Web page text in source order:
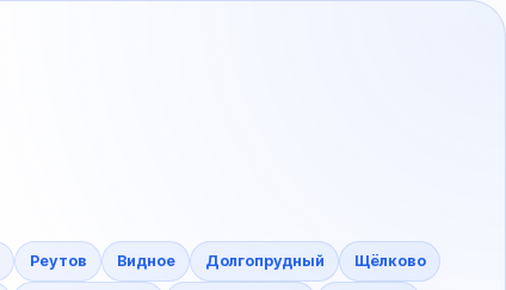
Реутов Видное Долгопрудный Щёлково